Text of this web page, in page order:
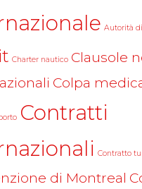
Autorità
Charter nautico Clausole
Colpa
Contratti
Contratto
di Montreal